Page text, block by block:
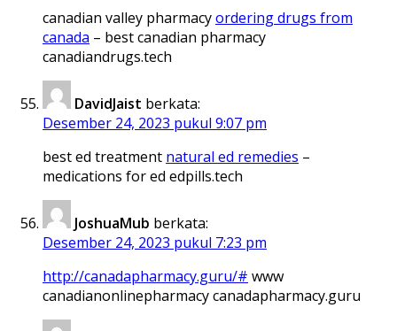
canadian valley pharmacyordering drugs from
canada – best canadian pharmacy
canadiandrugs.tech
DavidJaist berkata:
Desember 24, 2023 pukul 9:07 pm
best ed treatment natural ed remedies –
medications for ed edpills.tech
JoshuaMub berkata:
Desember 24, 2023 pukul 7:23 pm
http://canadapharmacy.guru/# www
canadianonlinepharmacy canadapharmacy.guru